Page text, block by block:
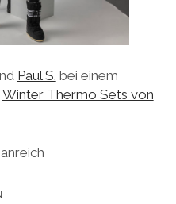
Paul S. bei einem
Winter Thermo Sets von